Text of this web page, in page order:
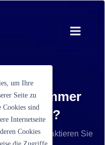
Kontaktieren Sie
um Ihre
Seite zu
Cookies sind
Internetseite
Cookies